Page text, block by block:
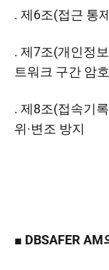
. 제6조(접근 통
. 제7조(개인정
트워크 구간 암
. 제8조(접속기
위·변조 방지
■ DBSAFER AM